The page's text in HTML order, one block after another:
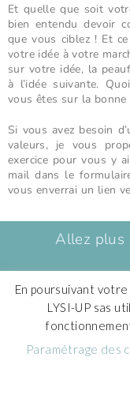
Et quelle que soit
bien entendu devoir
que vous ciblez ! Et
votre idée à votre
sur votre idée, la
à l’idée suivante.
vous êtes sur la bonne
Si vous avez besoin
valeurs, je vous
exercice pour vous y
mail dans le
vous enverrai un lien
Allez plus
Partenaires
Mentions
©
En poursuivant
LYSI-UP sas
Paramétrage des